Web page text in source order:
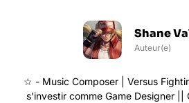
Shane
Auteur(e)
☆ - Music Composer | Versus
s'investir comme Game Designer ||